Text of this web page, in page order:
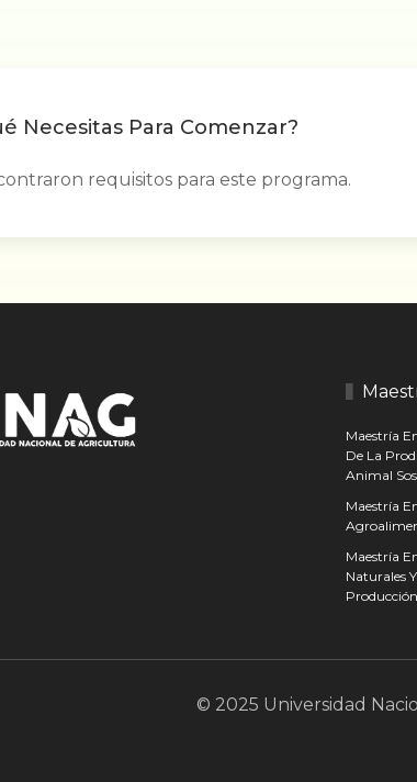
Necesitas Para Comenzar?
requisitos para este programa.
Maestría
De La
Animal
Maestría
Maestría
Naturales Y
© 2025 Universidad